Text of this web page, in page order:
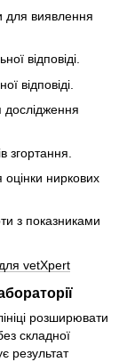
для виявлення
відповіді.
відповіді.
згортання.
ниркових
з показниками
розширювати
складної
результат